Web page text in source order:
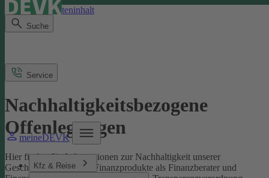
Direkt zum Seiteninhalt
Suche
meineDEVK
Kfz & Reise
Service
Nachhaltigkeitsbezogene
Offenlegungen
Hier finden Sie Informationen zur Nachhaltigkeit unserer
Geschäftsprozesse und Finanzprodukte als Finanzberater und